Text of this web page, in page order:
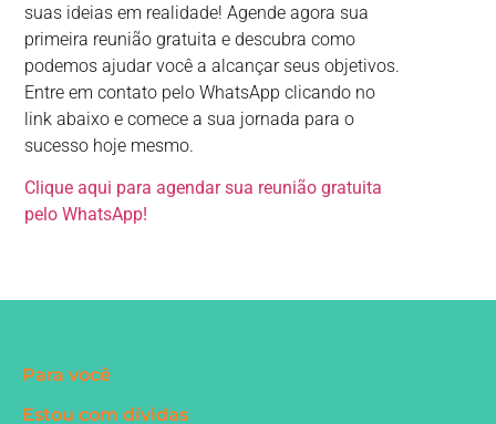
suas ideias em realidade! Agende agora sua
primeira reunião gratuita e descubra como
podemos ajudar você a alcançar seus objetivos.
Entre em contato pelo WhatsApp clicando no
link abaixo e comece a sua jornada para o
sucesso hoje mesmo.
Clique aqui para agendar sua reunião gratuita
pelo WhatsApp!
Para você
Estou com dívidas